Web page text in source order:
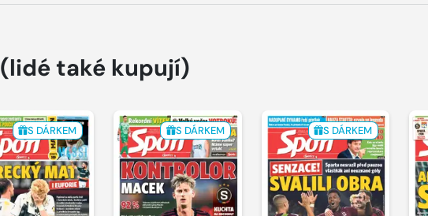
(lidé také kupují)
S DÁRKEM S DÁRKEM S DÁRKEM